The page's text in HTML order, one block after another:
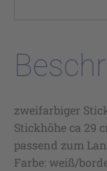
zweifarbiger
Stickhöhe ca 29
passend zum
Farbe: weiß/